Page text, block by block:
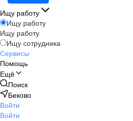
Ищу работу
Ищу работу
Ищу работу
Ищу сотрудника
Сервисы
Помощь
Ещё
Поиск
Беково
Войти
Войти